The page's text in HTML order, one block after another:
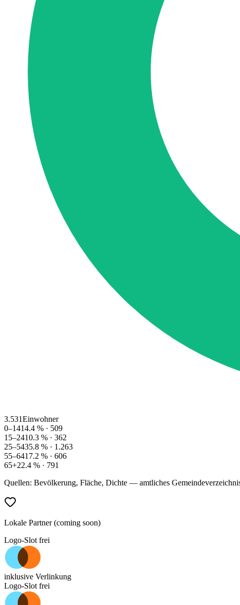
3.531Einwohner
0–1414.4 % · 509
15–2410.3 % · 362
25–5435.8 % · 1.263
55–6417.2 % · 606
65+22.4 % · 791
Quellen: Bevölkerung, Fläche, Dichte — amtliches
Lokale Partner (coming soon)
Logo-Slot frei
inklusive Verlinkung
Logo-Slot frei